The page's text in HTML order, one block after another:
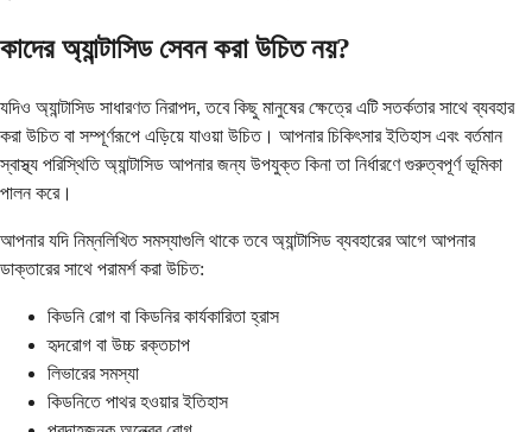
কাদের অ্যান্টাসিড সেবন করা উচিত নয়?
যদিও অ্যান্টাসিড সাধারণত নিরাপদ, তবে কিছু মানুষের ক্ষেত্রে এটি সতর্কতার সাথে ব্যবহার
করা উচিত বা সম্পূর্ণরূপে এড়িয়ে যাওয়া উচিত। আপনার চিকিৎসার ইতিহাস এবং বর্তমান
স্বাস্থ্য পরিস্থিতি অ্যান্টাসিড আপনার জন্য উপযুক্ত কিনা তা নির্ধারণে গুরুত্বপূর্ণ ভূমিকা
পালন করে।
আপনার যদি নিম্নলিখিত সমস্যাগুলি থাকে তবে অ্যান্টাসিড ব্যবহারের আগে আপনার
ডাক্তারের সাথে পরামর্শ করা উচিত:
কিডনি রোগ বা কিডনির কার্যকারিতা হ্রাস
হৃদরোগ বা উচ্চ রক্তচাপ
লিভারের সমস্যা
কিডনিতে পাথর হওয়ার ইতিহাস